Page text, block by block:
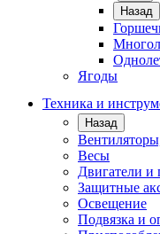
Назад
Ягоды
Техника и
Назад
Весы
Двигатели и
Защитные
Освещение
Подвязка и